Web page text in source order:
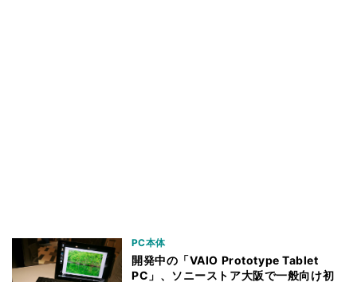
PC本体
開発中の「VAIO Prototype Tablet
PC」、ソニーストア大阪で一般向け初